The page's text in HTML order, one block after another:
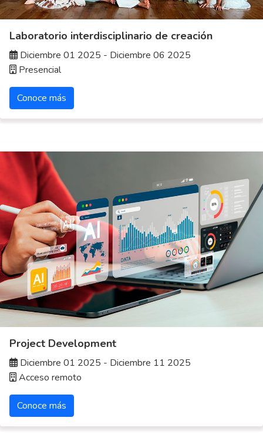
Laboratorio interdisciplinario de creación
Diciembre 01 2025 - Diciembre 06 2025
Presencial
Conoce más
Project Development
Diciembre 01 2025 - Diciembre 11 2025
Acceso remoto
Conoce más